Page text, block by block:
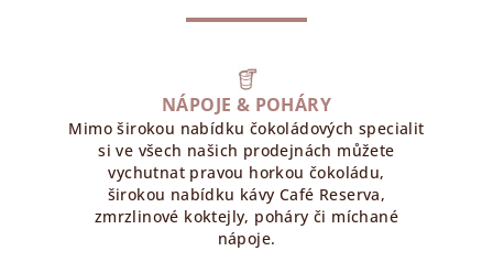
NÁPOJE & POHÁRY
Mimo širokou nabídku čokoládových specialit
si ve všech našich prodejnách můžete
vychutnat pravou horkou čokoládu,
širokou nabídku kávy Café Reserva,
zmrzlinové koktejly, poháry či míchané
nápoje.